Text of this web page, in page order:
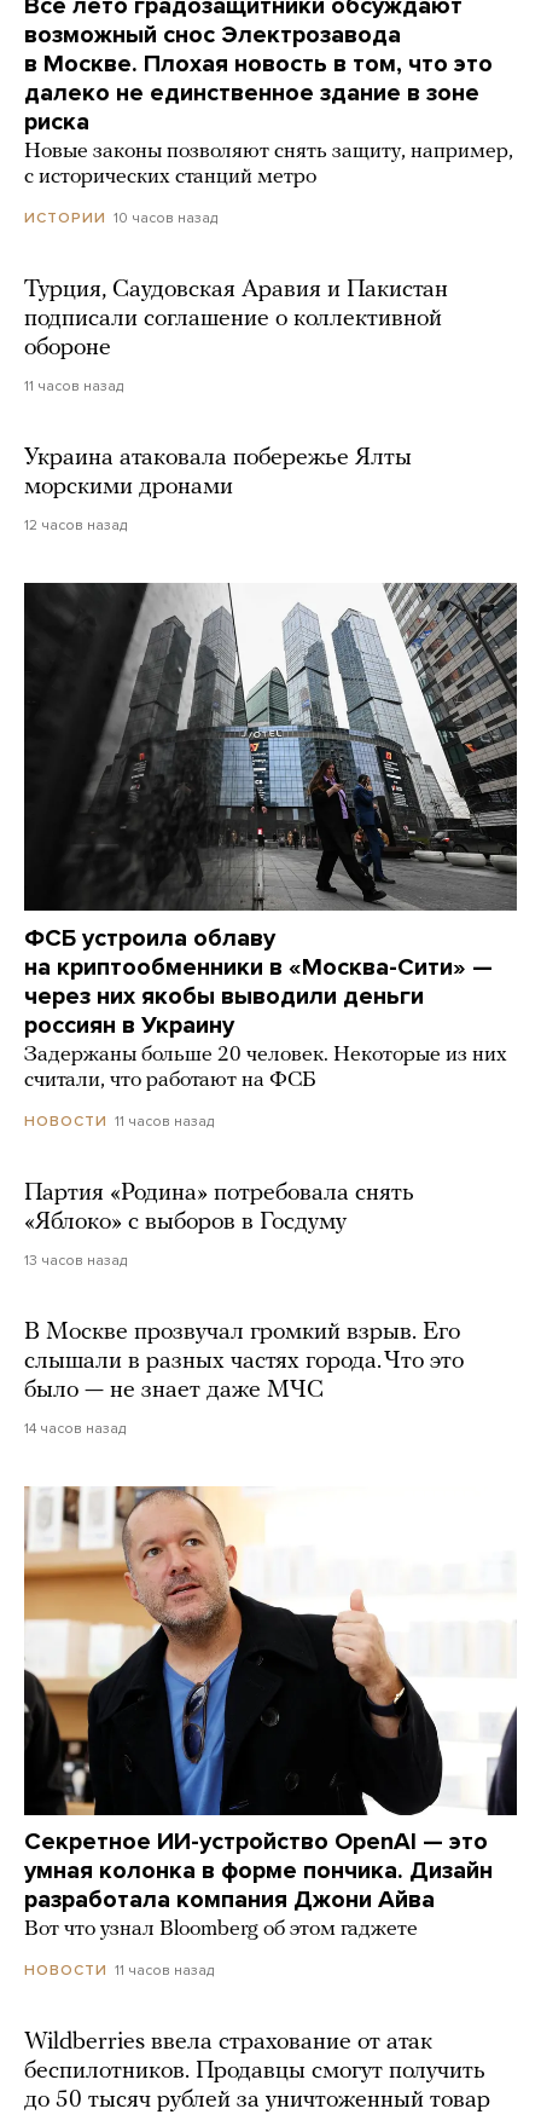
возможный снос Электрозавода
в Москве. Плохая новость в том, что это
далеко не единственное здание в зоне
риска
Новые законы позволяют снять защиту, например,
с исторических станций метро
ИСТОРИИ 10 часов назад
Турция, Саудовская Аравия и Пакистан
подписали соглашение о коллективной
обороне
11 часов назад
Украина атаковала побережье Ялты
морскими дронами
12 часов назад
ФСБ устроила облаву
на криптообменники в «Москва-Сити» —
через них якобы выводили деньги
россиян в Украину
Задержаны больше 20 человек. Некоторые из них
считали, что работают на ФСБ
НОВОСТИ 11 часов назад
Партия «Родина» потребовала снять
«Яблоко» с выборов в Госдуму
13 часов назад
В Москве прозвучал громкий взрыв. Его
слышали в разных частях города. Что это
было — не знает даже МЧС
14 часов назад
Секретное ИИ-устройство OpenAI — это
умная колонка в форме пончика. Дизайн
разработала компания Джони Айва
Вот что узнал Bloomberg об этом гаджете
НОВОСТИ 11 часов назад
Wildberries ввела страхование от атак
беспилотников. Продавцы смогут получить
до 50 тысяч рублей за уничтоженный товар